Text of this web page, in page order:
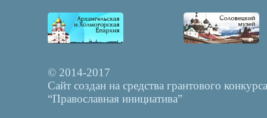
© 2014-2017
Сайт создан на средства грантового конкурса
“Православная инициатива”